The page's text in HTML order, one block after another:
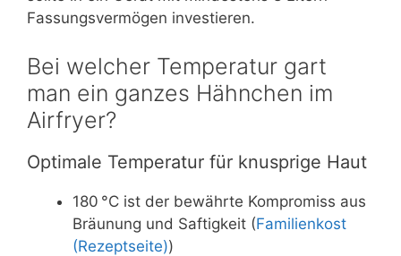
Fassungsvermögen investieren.
Bei welcher Temperatur gart
man ein ganzes Hähnchen im
Airfryer?
Optimale Temperatur für knusprige Haut
180 °C ist der bewährte Kompromiss aus
Bräunung und Saftigkeit (Familienkost
(Rezeptseite))